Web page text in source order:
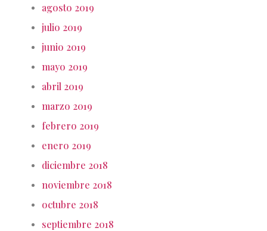
agosto 2019
julio 2019
junio 2019
mayo 2019
abril 2019
marzo 2019
febrero 2019
enero 2019
diciembre 2018
noviembre 2018
octubre 2018
septiembre 2018